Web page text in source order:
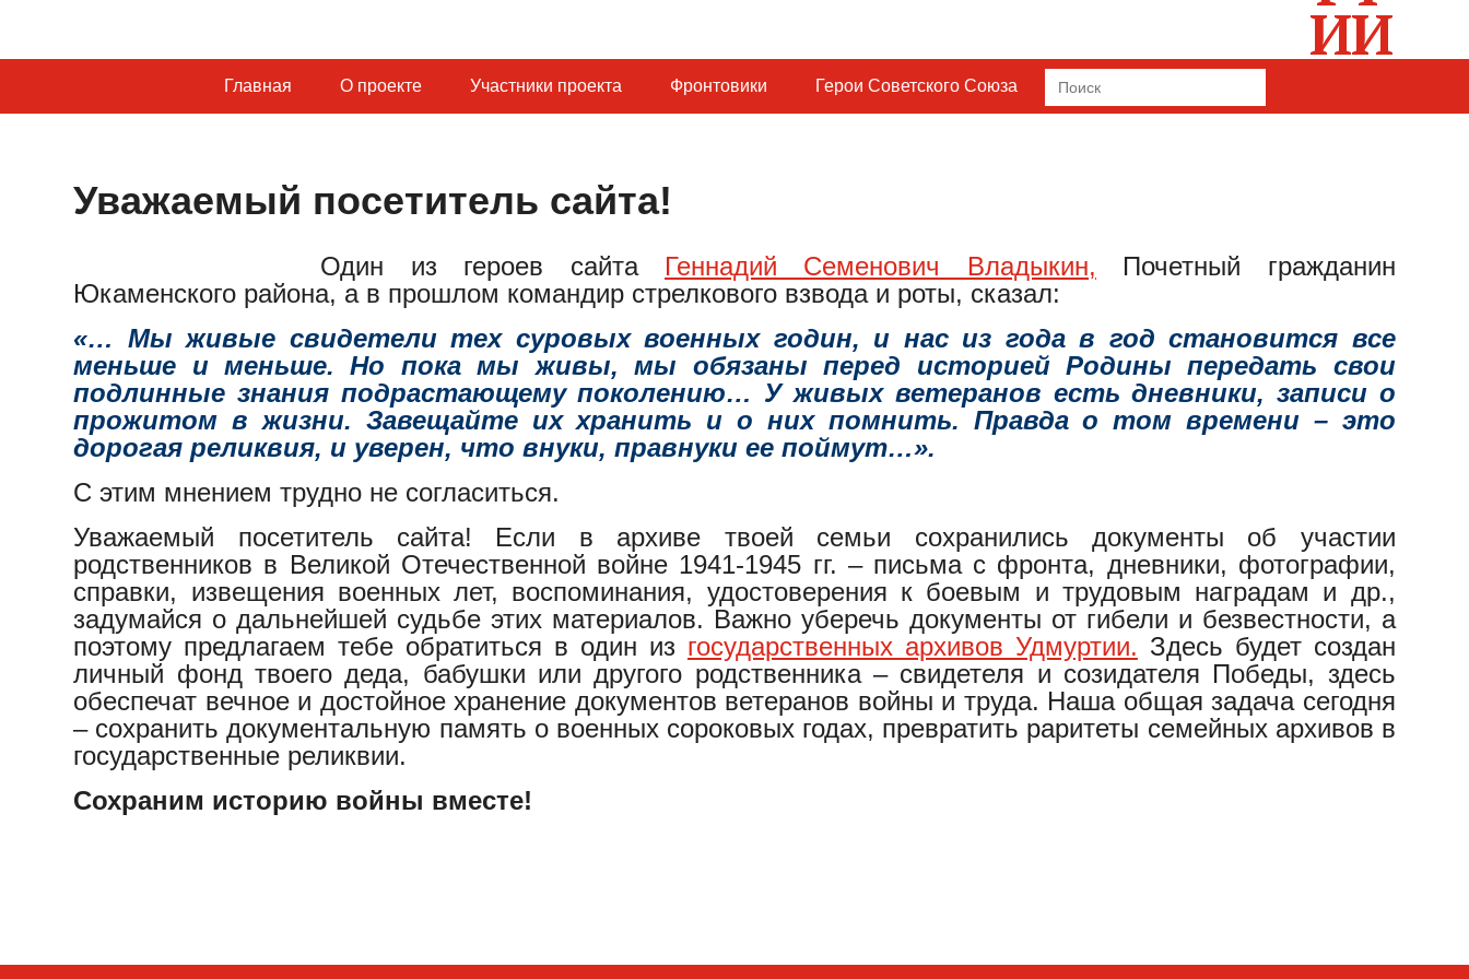
Главная О проекте Участники проекта Фронтовики Герои Советского Союза
Search
for:
Уважаемый посетитель сайта!
Один из героев сайта Геннадий Семенович Владыкин, Почетный гражданин
Юкаменского района, а в прошлом командир стрелкового взвода и роты, сказал:
«… Мы живые свидетели тех суровых военных годин, и нас из года в год становится все
меньше и меньше. Но пока мы живы, мы обязаны перед историей Родины передать свои
подлинные знания подрастающему поколению… У живых ветеранов есть дневники, записи о
прожитом в жизни. Завещайте их хранить и о них помнить. Правда о том времени – это
дорогая реликвия, и уверен, что внуки, правнуки ее поймут…».
С этим мнением трудно не согласиться.
Уважаемый посетитель сайта! Если в архиве твоей семьи сохранились документы об участии
родственников в Великой Отечественной войне 1941-1945 гг. – письма с фронта, дневники, фотографии,
справки, извещения военных лет, воспоминания, удостоверения к боевым и трудовым наградам и др.,
задумайся о дальнейшей судьбе этих материалов. Важно уберечь документы от гибели и безвестности, а
поэтому предлагаем тебе обратиться в один из государственных архивов Удмуртии. Здесь будет создан
личный фонд твоего деда, бабушки или другого родственника – свидетеля и созидателя Победы, здесь
обеспечат вечное и достойное хранение документов ветеранов войны и труда. Наша общая задача сегодня
– сохранить документальную память о военных сороковых годах, превратить раритеты семейных архивов в
государственные реликвии.
Сохраним историю войны вместе!